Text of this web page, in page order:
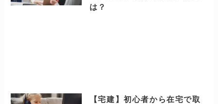
は？
【宅建】初心者から在宅で取